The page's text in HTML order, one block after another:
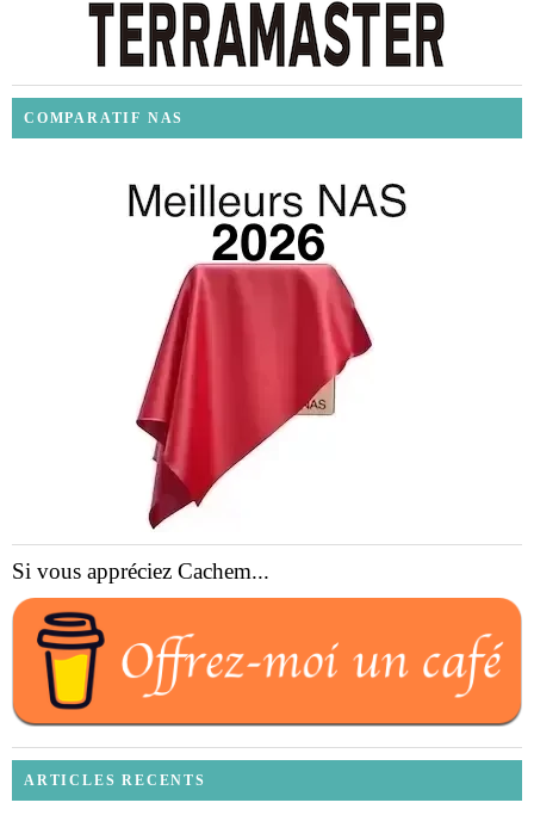
COMPARATIF NAS
Si vous appréciez Cachem...
ARTICLES RECENTS